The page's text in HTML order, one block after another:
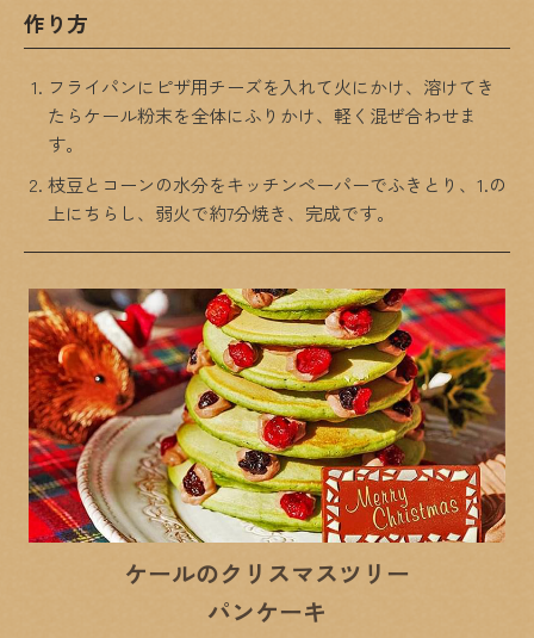
作り方
フライパンにピザ用チーズを入れて火にかけ、溶けてき
たらケール粉末を全体にふりかけ、軽く混ぜ合わせま
す。
枝豆とコーンの水分をキッチンペーパーでふきとり、1.の
上にちらし、弱火で約7分焼き、完成です。
ケールのクリスマスツリー
パンケーキ